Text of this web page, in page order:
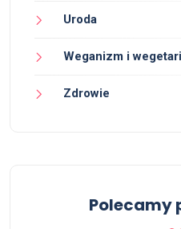
Uroda
Weganizm i
Zdrowie
Polecamy